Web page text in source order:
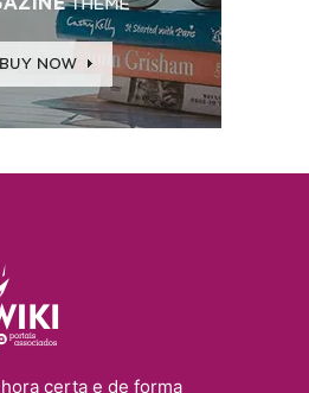
certa e de forma